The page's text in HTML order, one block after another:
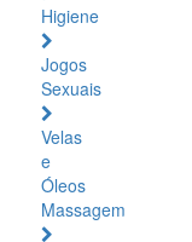
Higiene
Jogos
Sexuais
Velas
e
Óleos
Massagem